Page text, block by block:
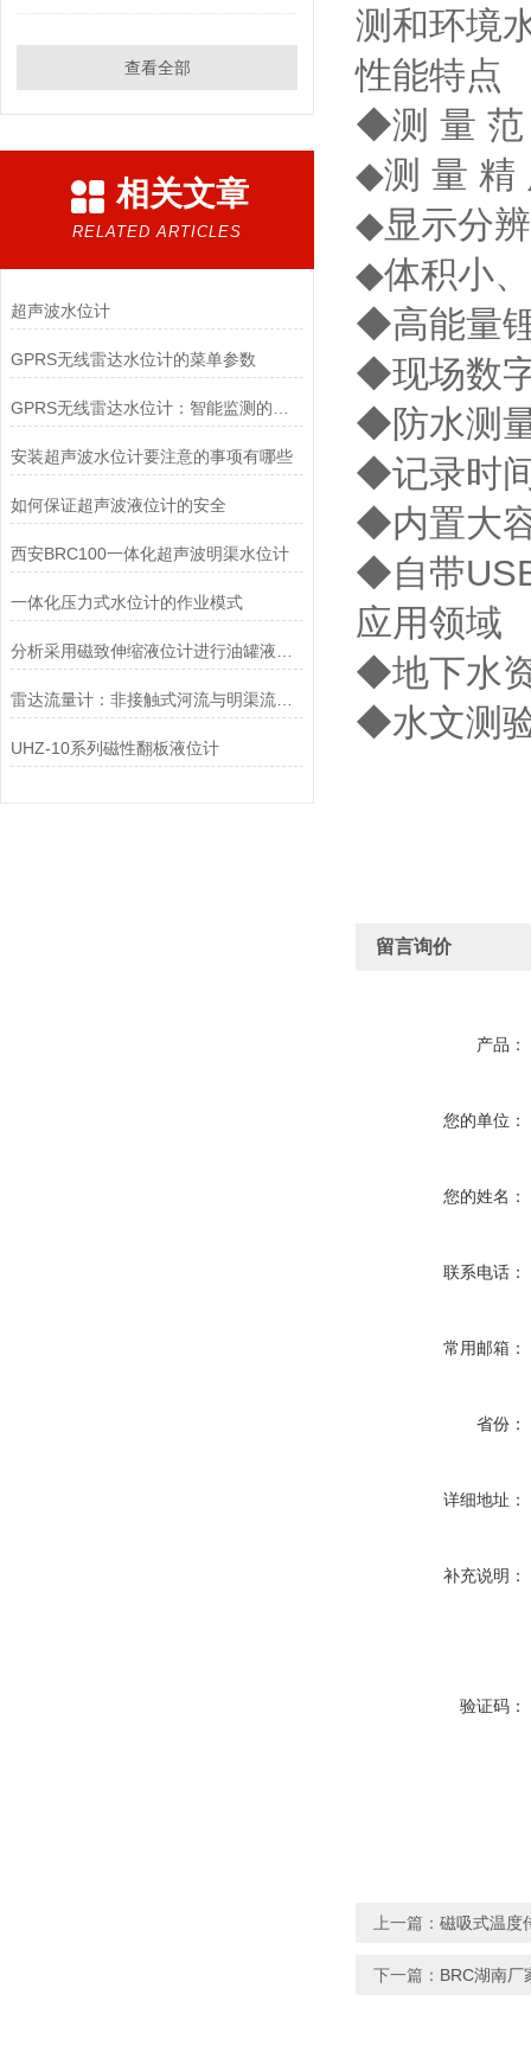
查看全部
相关文章
RELATED ARTICLES
超声波水位计
GPRS无线雷达水位计的菜单参数
安装超声波水位计要注意的事项有哪些
如何保证超声波液位计的安全
​西安BRC100一体化超声波明渠水位计
一体化压力式水位计的作业模式
雷达流量计：非接触式河流与明渠流量监测的革新仪器
UHZ-10系列磁性翻板液位计
测和环境
性能特点
◆测 量 范
◆测 量 精
◆显示分
◆体积小
◆高能
◆现场数
◆防水测
◆记录时
◆内置
◆自带
应用领域
◆地下水
◆水文测
留言询价
产品：
您的单位：
您的姓名：
联系电话：
常用邮箱：
省份：
详细地址：
补充说明：
验证码：
上一篇： 磁吸式温度
下一篇： BRC湖南厂